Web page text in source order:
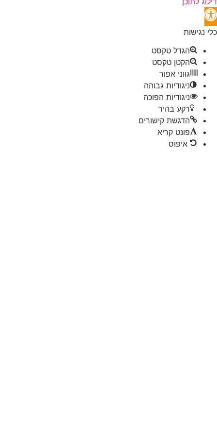
הגדל טקסט
הקטן טקסט
גווני אפור
ניגודיות גבוהה
ניגודיות הפוכה
רקע בהיר
הדגשת קישורים
פונט קריא
איפוס